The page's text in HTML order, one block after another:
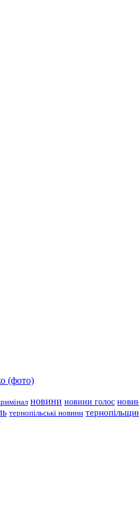
(фото)
новини новини голос
тернопільські новини